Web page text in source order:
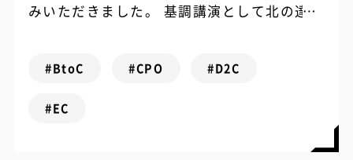
みいただきました。 基調講演として北の達人
#BtoC #CPO #D2C
#EC